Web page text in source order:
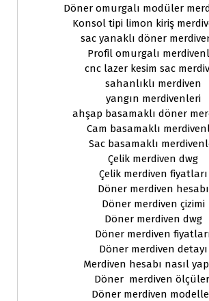
Döner omurgalı modüler
Konsol tipi limon kiriş
sac yanaklı döner
Profil omurgalı
cnc lazer kesim sac
sahanlıklı merdiven
yangın merdivenleri
ahşap basamaklı döner
Cam basamaklı
Sac basamaklı
Çelik merdiven dwg
Çelik merdiven fiyatları
Döner merdiven hesabı
Döner merdiven çizimi
Döner merdiven dwg
Döner merdiven
Döner merdiven detayı
Merdiven hesabı nasıl
Döner merdiven
Döner merdiven